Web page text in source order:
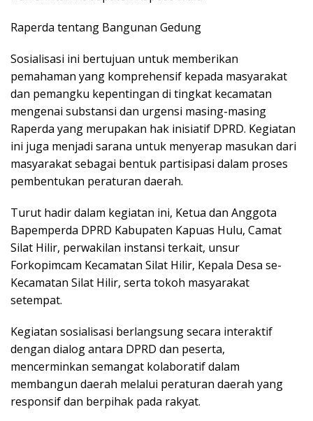
Raperda tentang Bangunan Gedung
Sosialisasi ini bertujuan untuk memberikan
pemahaman yang komprehensif kepada masyarakat
dan pemangku kepentingan di tingkat kecamatan
mengenai substansi dan urgensi masing-masing
Raperda yang merupakan hak inisiatif DPRD. Kegiatan
ini juga menjadi sarana untuk menyerap masukan dari
masyarakat sebagai bentuk partisipasi dalam proses
pembentukan peraturan daerah.
Turut hadir dalam kegiatan ini, Ketua dan Anggota
Bapemperda DPRD Kabupaten Kapuas Hulu, Camat
Silat Hilir, perwakilan instansi terkait, unsur
Forkopimcam Kecamatan Silat Hilir, Kepala Desa se-
Kecamatan Silat Hilir, serta tokoh masyarakat
setempat.
Kegiatan sosialisasi berlangsung secara interaktif
dengan dialog antara DPRD dan peserta,
mencerminkan semangat kolaboratif dalam
membangun daerah melalui peraturan daerah yang
responsif dan berpihak pada rakyat.